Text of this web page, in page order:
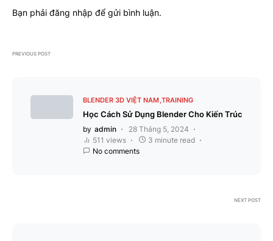
Bạn phải đăng nhập để gửi bình luận.
PREVIOUS POST
BLENDER 3D VIỆT NAM TRAINING
Học Cách Sử Dụng Blender Cho Kiến Trúc
by admin
28 Tháng 5, 2024
511 views
3 minute read
No comments
NEXT POST